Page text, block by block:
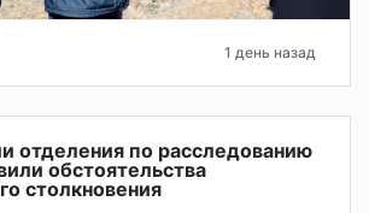
1 день назад
отделения по расследованию
обстоятельства
столкновения